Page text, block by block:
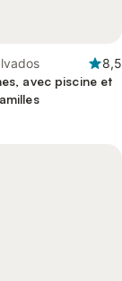
8,5
avec piscine et